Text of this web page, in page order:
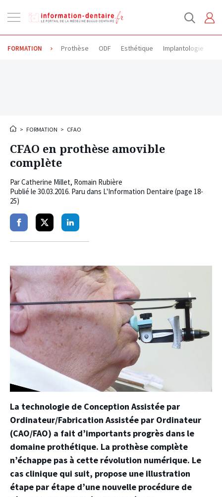
la
FORMATION Prothèse ODF Esthétique Implantologie
> FORMATION > CFAO
CFAO en prothèse amovible
complète
ParCatherine Millet, Romain Rubière
Publié le 30.03.2016. Paru dans L'Information Dentaire (page 18-
25)
PartagerPartagerPartager
La technologie de Conception Assistée par
Ordinateur/Fabrication Assistée par Ordinateur
(CAO/FAO) a fait d’importants progrès dans le
domaine prothétique. La prothèse complète
n’échappe pas à cette révolution numérique. Le
cas clinique qui suit, propose une illustration
étape par étape d’une nouvelle procédure de